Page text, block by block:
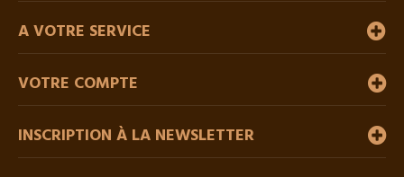
A VOTRE SERVICE
VOTRE COMPTE
INSCRIPTION À LA NEWSLETTER